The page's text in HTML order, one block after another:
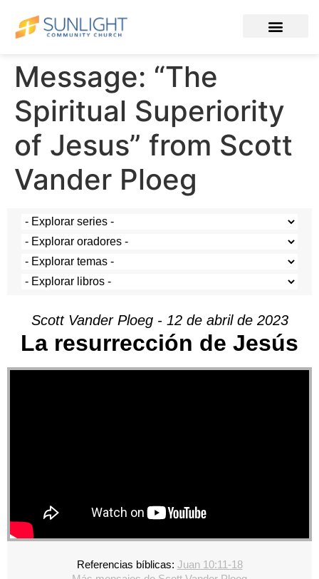
Message: “The
Spiritual Superiority
of Jesus” from Scott
Vander Ploeg
Scott Vander Ploeg - 12 de abril de 2023
La resurrección de Jesús
Referencias bíblicas: Juan 10:11-18